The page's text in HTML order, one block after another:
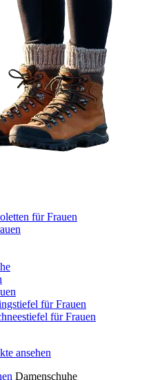
für Frauen
für Frauen
für Frauen
Damenschuhe